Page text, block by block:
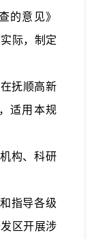
的意见》
际，制定
抚顺高新
适用本规
构、科研
指导各级
区开展涉